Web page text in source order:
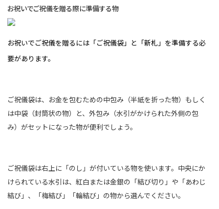
お祝いでご祝儀を贈る際に準備する物
お祝いでご祝儀を贈るには「ご祝儀袋」と「新札」を準備する必
要があります。
ご祝儀袋は、お金を包むための中包み（半紙を折った物）もしく
は中袋（封筒状の物）と、外包み（水引がかけられた外側の包
み）がセットになった物が便利でしょう。
ご祝儀袋は右上に「のし」が付いている物を使います。中央にか
けられている水引は、紅白または金銀の「結び切り」や「あわじ
結び」、「梅結び」「輪結び」の物から選んでください。